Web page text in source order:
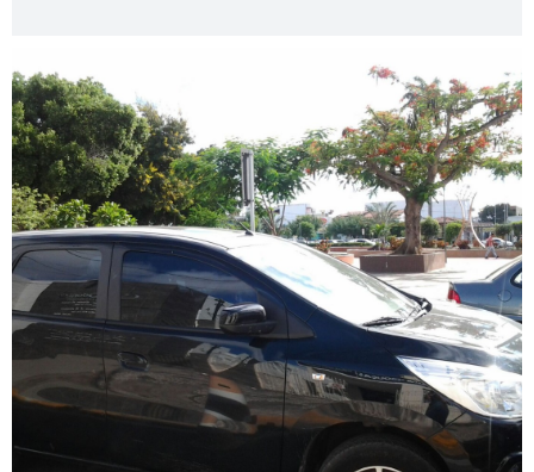
Município de Cachoeira
recebe fiscalização do
Crefito-7